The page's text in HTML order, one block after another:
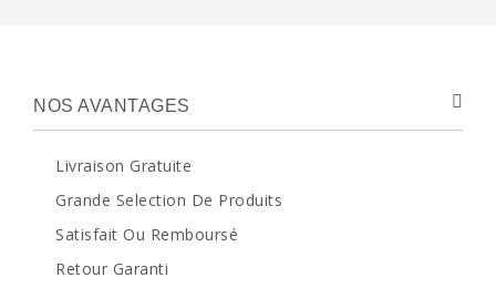
NOS AVANTAGES
Livraison Gratuite
Grande Selection De Produits
Satisfait Ou Remboursé
Retour Garanti